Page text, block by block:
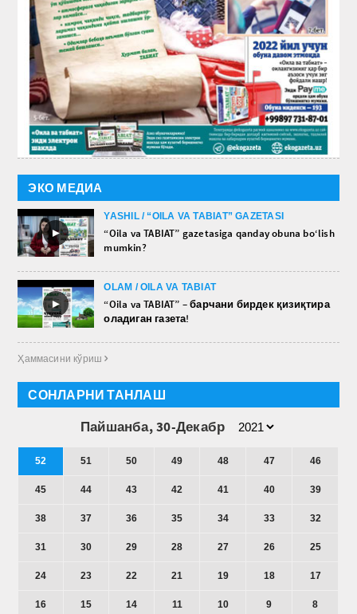
ЭКО МЕДИА
►
YASHIL / “OILA VA TABIAT” GAZETASI
“Oila va TABIAT” gazetasiga qanday obuna bo‘lish
mumkin?
►
OLAM / OILA VA TABIAT
“Oila va TABIAT” – барчани бирдек қизиқтира
оладиган газета!
Ҳаммасини кўриш 
СОНЛАРНИ ТАНЛАШ
Пайшанба, 30-Декабр
52 51 50 49 48 47 46
45 44 43 42 41 40 39
38 37 36 35 34 33 32
31 30 29 28 27 26 25
24 23 22 21 19 18 17
16 15 14 11 10 9 8